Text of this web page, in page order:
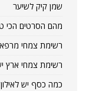
שמן קיק לשיער
מהם הסרטים הכי
רשימת צמחי מרפא
רשימת צמחי ארץ
כמה כסף יש